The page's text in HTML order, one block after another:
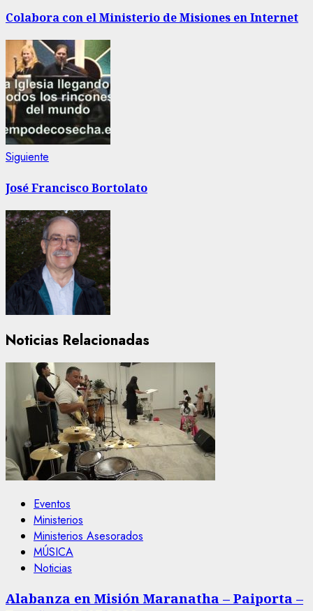
de
entradas
Colabora con el Ministerio de Misiones en Internet
Siguiente
José Francisco Bortolato
Noticias Relacionadas
Eventos
Ministerios
Ministerios Asesorados
MÚSICA
Noticias
Alabanza en Misión Maranatha – Paiporta –